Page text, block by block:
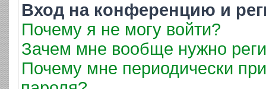
Вход на конференцию и
Почему я не могу войти?
Зачем мне вообще нужно
Почему мне периодически